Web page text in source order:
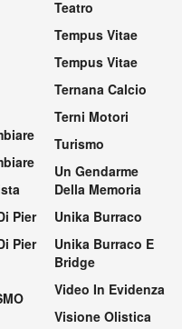
Pier
Pier
Teatro
Tempus Vitae
Tempus Vitae
Ternana Calcio
Terni Motori
Turismo
Un Gendarme
Della Memoria
Unika Burraco
Unika Burraco E
Bridge
Video In Evidenza
Visione Olistica